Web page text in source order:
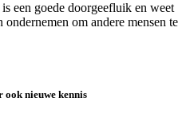
een goede doorgeefluik en weet
om andere mensen te
ook nieuwe kennis